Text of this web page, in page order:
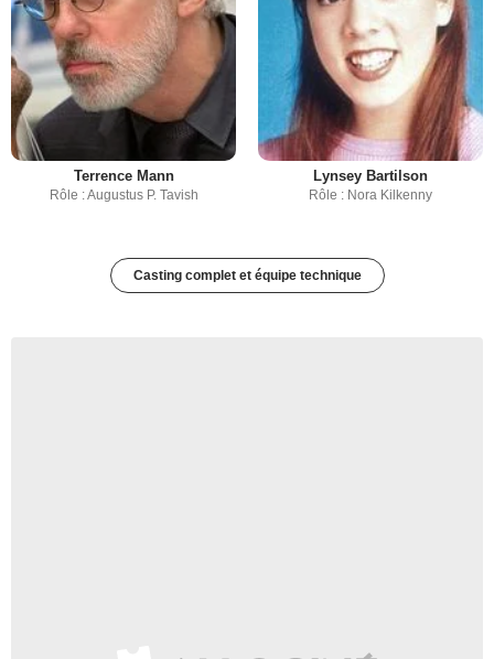
Terrence Mann
Rôle : Augustus P. Tavish
Lynsey Bartilson
Rôle : Nora Kilkenny
Casting complet et équipe technique